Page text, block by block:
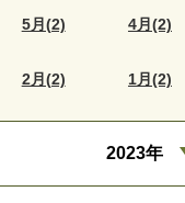
5月(2) 4月(2)
2月(2) 1月(2)
2023年